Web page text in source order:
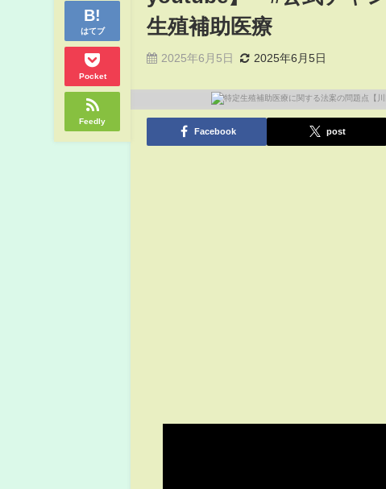
はてブ
Pocket
Feedly
生殖補助医療
2025年6月5日 2025年6月5日
Facebook post